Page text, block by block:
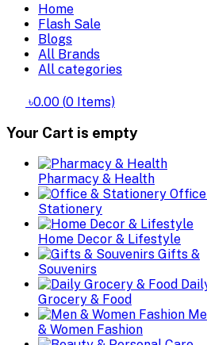
Home
Flash Sale
Blogs
All Brands
All categories
৳0.00 (0 Items)
Your Cart is empty
Pharmacy & Health
Stationery
Home Decor & Lifestyle
Gifts &
Souvenirs
Grocery & Food
& Women Fashion